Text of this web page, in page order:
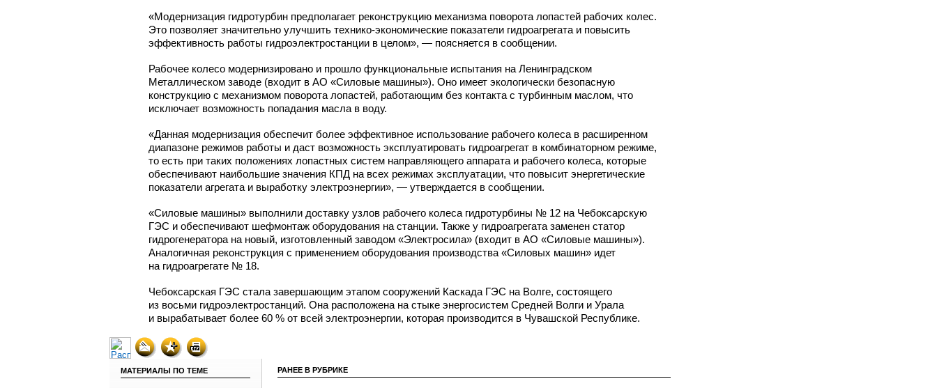
«Модернизация гидротурбин предполагает реконструкцию механизма поворота лопастей рабочих колес.
Это позволяет значительно улучшить технико-экономические показатели гидроагрегата и повысить
эффективность работы гидроэлектростанции в целом», — поясняется в сообщении.
Рабочее колесо модернизировано и прошло функциональные испытания на Ленинградском
Металлическом заводе (входит в АО «Силовые машины»). Оно имеет экологически безопасную
конструкцию с механизмом поворота лопастей, работающим без контакта с турбинным маслом, что
исключает возможность попадания масла в воду.
«Данная модернизация обеспечит более эффективное использование рабочего колеса в расширенном
диапазоне режимов работы и даст возможность эксплуатировать гидроагрегат в комбинаторном режиме,
то есть при таких положениях лопастных систем направляющего аппарата и рабочего колеса, которые
обеспечивают наибольшие значения КПД на всех режимах эксплуатации, что повысит энергетические
показатели агрегата и выработку электроэнергии», — утверждается в сообщении.
«Силовые машины» выполнили доставку узлов рабочего колеса гидротурбины № 12 на Чебоксарскую
ГЭС и обеспечивают шефмонтаж оборудования на станции. Также у гидроагрегата заменен статор
гидрогенератора на новый, изготовленный заводом «Электросила» (входит в АО «Силовые машины»).
Аналогичная реконструкция с применением оборудования производства «Силовых машин» идет
на гидроагрегате № 18.
Чебоксарская ГЭС стала завершающим этапом сооружений Каскада ГЭС на Волге, состоящего
из восьми гидроэлектростанций. Она расположена на стыке энергосистем Средней Волги и Урала
и вырабатывает более 60 % от всей электроэнергии, которая производится в Чувашской Республике.
МАТЕРИАЛЫ ПО ТЕМЕ РАНЕЕ В РУБРИКЕ